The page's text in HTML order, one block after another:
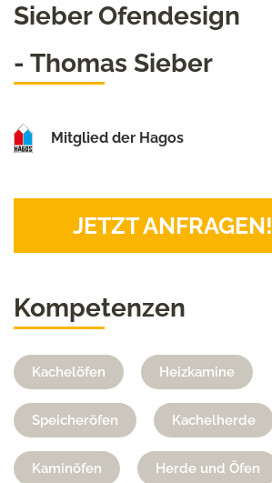
Sieber Ofendesign
- Thomas Sieber
Mitglied der Hagos
JETZT ANFRAGEN!
Kompetenzen
Kachelöfen Heizkamine
Speicheröfen Kachelherde
Kaminöfen Herde und Öfen